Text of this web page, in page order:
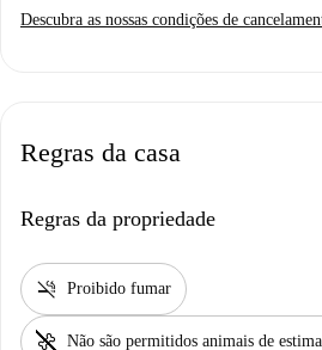
Descubra as nossas condições de
Regras da casa
Regras da propriedade
smoke_free Proibido fumar
pet_supplies Não são permitidos animais de